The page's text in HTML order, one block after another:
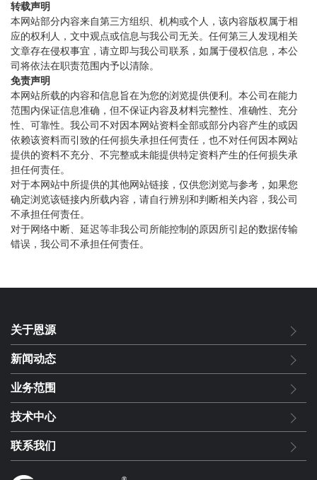
转载声明
本网站部分内容来自第三方组织、机构或个人，该内容版权属于相
应的权利人，文中观点或信息与我公司无关。任何第三人发现相关
文章存在侵权事宜，请立即与我公司联系，如属于侵权信息，本公
司将依法在职责范围内予以清除。
免责声明
本网站所载的内容和信息旨在为您的浏览提供便利。本公司在能力
范围内保证信息准确，但不保证内容及材料完整性、准确性、充分
性、可靠性。我公司不对因本网站资料全部或部分内容产生的或因
依赖该资料而引致的任何损失承担任何责任，也不对任何因本网站
提供的资料不充分、不完整或未能提供特定资料产生的任何损失承
担任何责任。
对于本网站中所提供的其他网站链接，仅供您浏览与参考，如果您
确定浏览该链接内所载内容，请自行辨别和判断相关内容，我公司
不承担任何责任。
对于网络中断、延迟等非我公司所能控制的原因所引起的数据传输
错误，我公司不承担任何责任。
关于恩源
新闻动态
业务范围
技术中心
联系我们